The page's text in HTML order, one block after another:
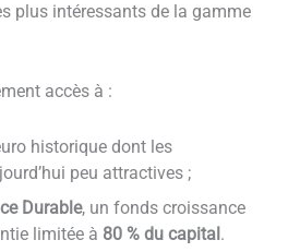
plus intéressants de la gamme
accès à :
historique dont les
peu attractives ;
Durable, un fonds croissance
limitée à 80 % du capital .